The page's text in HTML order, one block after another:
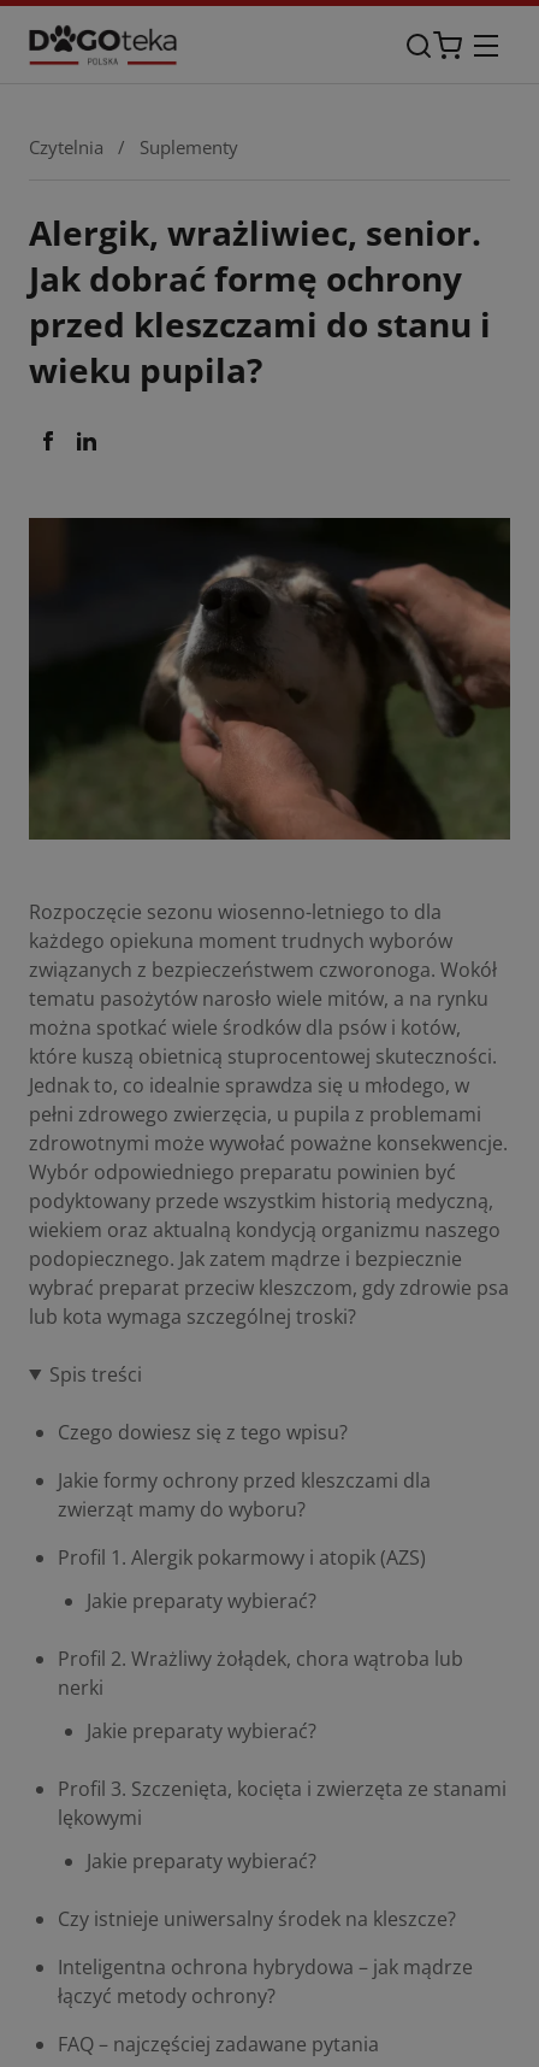
Czytelnia / Suplementy
Alergik, wrażliwiec, senior.
Jak dobrać formę ochrony
przed kleszczami do stanu i
wieku pupila?
Rozpoczęcie sezonu wiosenno-letniego to dla
każdego opiekuna moment trudnych wyborów
związanych z bezpieczeństwem czworonoga. Wokół
tematu pasożytów narosło wiele mitów, a na rynku
można spotkać wiele środków dla psów i kotów,
które kuszą obietnicą stuprocentowej skuteczności.
Jednak to, co idealnie sprawdza się u młodego, w
pełni zdrowego zwierzęcia, u pupila z problemami
zdrowotnymi może wywołać poważne konsekwencje.
Wybór odpowiedniego preparatu powinien być
podyktowany przede wszystkim historią medyczną,
wiekiem oraz aktualną kondycją organizmu naszego
podopiecznego. Jak zatem mądrze i bezpiecznie
wybrać preparat przeciw kleszczom, gdy zdrowie psa
lub kota wymaga szczególnej troski?
Spis treści
Czego dowiesz się z tego wpisu?
Jakie formy ochrony przed kleszczami dla
zwierząt mamy do wyboru?
Profil 1. Alergik pokarmowy i atopik (AZS)
Jakie preparaty wybierać?
Profil 2. Wrażliwy żołądek, chora wątroba lub
nerki
Jakie preparaty wybierać?
Profil 3. Szczenięta, kocięta i zwierzęta ze stanami
lękowymi
Jakie preparaty wybierać?
Czy istnieje uniwersalny środek na kleszcze?
Inteligentna ochrona hybrydowa – jak mądrze
łączyć metody ochrony?
FAQ – najczęściej zadawane pytania